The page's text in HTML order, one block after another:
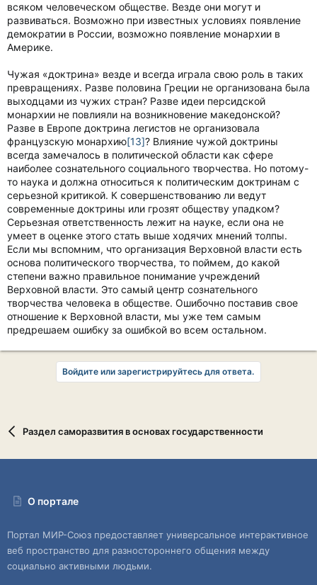
всяком человеческом обществе. Везде они могут и
развиваться. Возможно при известных условиях появление
демократии в России, возможно появление монархии в
Америке.
Чужая «доктрина» везде и всегда играла свою роль в таких
превращениях. Разве половина Греции не организована была
выходцами из чужих стран? Разве идеи персидской
монархии не повлияли на возникновение македонской?
Разве в Европе доктрина легистов не организовала
французскую монархию[13]? Влияние чужой доктрины
всегда замечалось в политической области как сфере
наиболее сознательного социального творчества. Но потому-
то наука и должна относиться к политическим доктринам с
серьезной критикой. К совершенствованию ли ведут
современные доктрины или грозят обществу упадком?
Серьезная ответственность лежит на науке, если она не
умеет в оценке этого стать выше ходячих мнений толпы.
Если мы вспомним, что организация Верховной власти есть
основа политического творчества, то поймем, до какой
степени важно правильное понимание учреждений
Верховной власти. Это самый центр сознательного
творчества человека в обществе. Ошибочно поставив свое
отношение к Верховной власти, мы уже тем самым
предрешаем ошибку за ошибкой во всем остальном.
Войдите или зарегистрируйтесь для ответа.
Раздел саморазвития в основах государственности
О портале
Портал МИР-Союз предоставляет универсальное интерактивное
веб пространство для разностороннего общения между
социально активными людьми.